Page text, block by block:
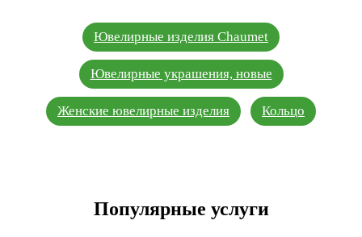
Ювелирные изделия Chaumet
Ювелирные украшения, новые
Женские ювелирные изделия Кольцо
Популярные услуги